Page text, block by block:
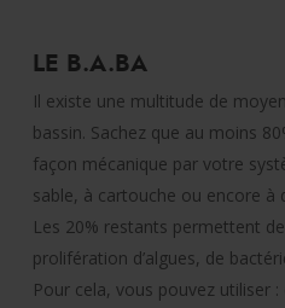
LE B.A.BA
Il existe une multitude de
bassin. Sachez que au moins
façon mécanique par votre
sable, à cartouche ou encore à
Les 20% restants permettent
prolifération d’algues, de
Pour cela, vous pouvez utiliser